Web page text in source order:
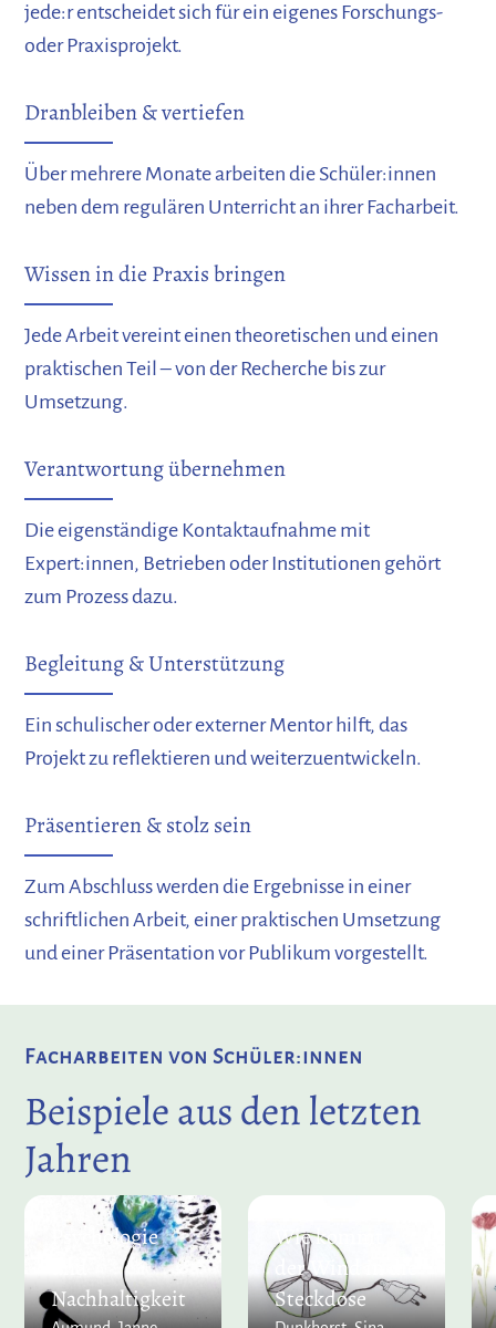
jede:r entscheidet sich für ein eigenes Forschungs-
oder Praxisprojekt.
Dranbleiben & vertiefen
Über mehrere Monate arbeiten die Schüler:innen
neben dem regulären Unterricht an ihrer Facharbeit.
Wissen in die Praxis bringen
Jede Arbeit vereint einen theoretischen und einen
praktischen Teil – von der Recherche bis zur
Umsetzung.
Verantwortung übernehmen
Die eigenständige Kontaktaufnahme mit
Expert:innen, Betrieben oder Institutionen gehört
zum Prozess dazu.
Begleitung & Unterstützung
Ein schulischer oder externer Mentor hilft, das
Projekt zu reflektieren und weiterzuentwickeln.
Präsentieren & stolz sein
Zum Abschluss werden die Ergebnisse in einer
schriftlichen Arbeit, einer praktischen Umsetzung
und einer Präsentation vor Publikum vorgestellt.
Facharbeiten von Schüler:innen
Beispiele aus den letzten
Jahren
Psychologie
Nachhaltigkeit
Wie kommt
der Wind in die
Steckdose